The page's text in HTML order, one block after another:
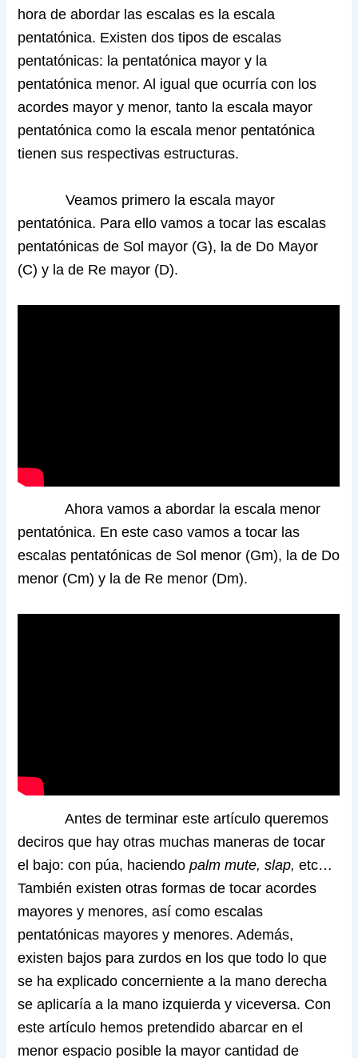
hora de abordar las escalas es la escala
pentatónica. Existen dos tipos de escalas
pentatónicas: la pentatónica mayor y la
pentatónica menor. Al igual que ocurría con los
acordes mayor y menor, tanto la escala mayor
pentatónica como la escala menor pentatónica
tienen sus respectivas estructuras.
Veamos primero la escala mayor
pentatónica. Para ello vamos a tocar las escalas
pentatónicas de Sol mayor (G), la de Do Mayor
(C) y la de Re mayor (D).
Ahora vamos a abordar la escala menor
pentatónica. En este caso vamos a tocar las
escalas pentatónicas de Sol menor (Gm), la de Do
menor (Cm) y la de Re menor (Dm).
Antes de terminar este artículo queremos
deciros que hay otras muchas maneras de tocar
el bajo: con púa, haciendopalm mute, slap,etc…
También existen otras formas de tocar acordes
mayores y menores, así como escalas
pentatónicas mayores y menores. Además,
existen bajos para zurdos en los que todo lo que
se ha explicado concerniente a la mano derecha
se aplicaría a la mano izquierda y viceversa. Con
este artículo hemos pretendido abarcar en el
menor espacio posible la mayor cantidad de